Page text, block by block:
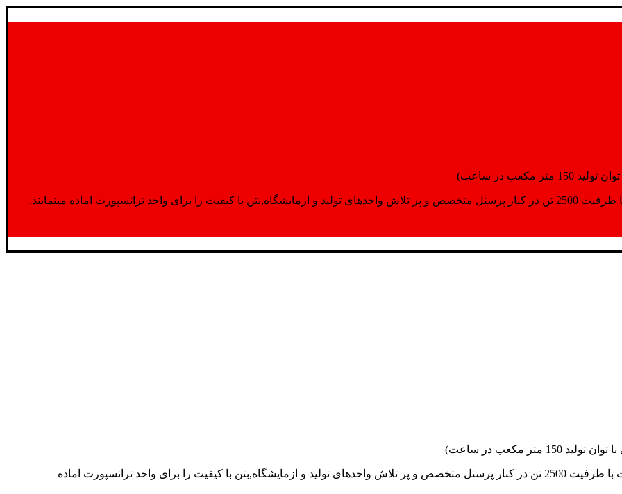
اماده مینمایند.
جهاد بتن با فضای کارگاهی و به کار گیری سه دستگاه بچینگ پلانت با ظرفیت 2500 تن در کنار پرسنل متخصص و پر تلاش واحدهای تولید و ازمایشگاه,بتن با کیفیت را برای واحد ترانسپورت اماده